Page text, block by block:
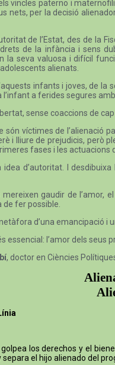
vincles paterno i
nets, per la decisió
de l’Estat, des de la
de la infància i sens
la seva valuosa i difícil
alienats.
infants i joves, de
a ferides segures
sense coaccions de
són víctimes de l’alienació
i lliure de prejudicis, però
fases i les
idea d’autoritat. I
mereixen gaudir de
de fer possible.
d’una emancipació i
essencial: l’amor dels seus
, doctor en Ciències
los derechos y el
el hijo alienado del